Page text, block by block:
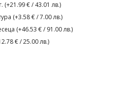
(+21.99 € / 43.01 лв.)
(+3.58 € / 7.00 лв.)
(+46.53 € / 91.00 лв.)
€ / 25.00 лв.)